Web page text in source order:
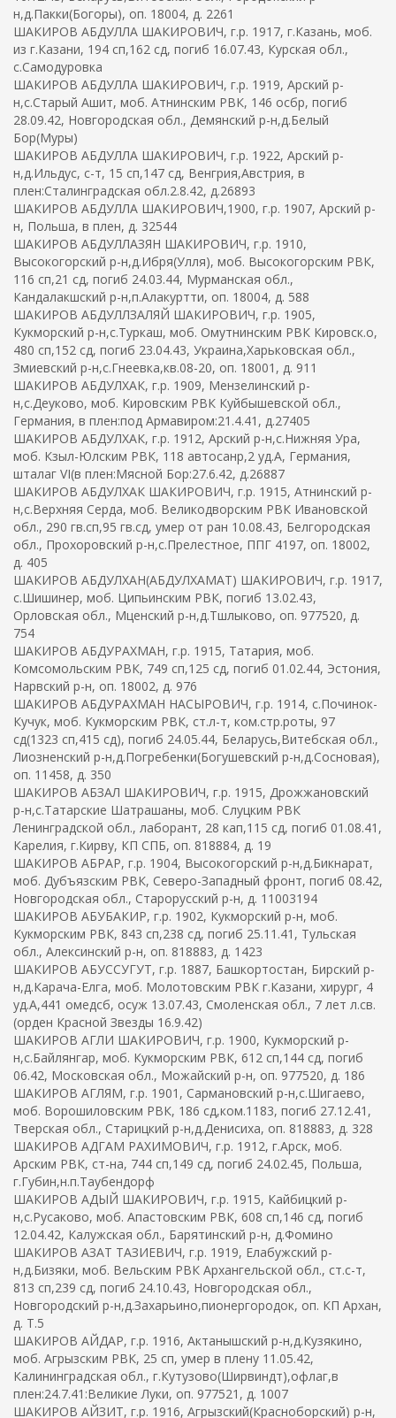
н,д.Пакки(Богоры), оп. 18004, д. 2261
ШАКИРОВ АБДУЛЛА ШАКИРОВИЧ, г.р. 1917, г.Казань, моб.
из г.Казани, 194 сп,162 сд, погиб 16.07.43, Курская обл.,
с.Самодуровка
ШАКИРОВ АБДУЛЛА ШАКИРОВИЧ, г.р. 1919, Арский р-
н,с.Старый Ашит, моб. Атнинским РВК, 146 осбр, погиб
28.09.42, Новгородская обл., Демянский р-н,д.Белый
Бор(Муры)
ШАКИРОВ АБДУЛЛА ШАКИРОВИЧ, г.р. 1922, Арский р-
н,д.Ильдус, с-т, 15 сп,147 сд, Венгрия,Австрия, в
плен:Сталинградская обл.2.8.42, д.26893
ШАКИРОВ АБДУЛЛА ШАКИРОВИЧ,1900, г.р. 1907, Арский р-
н, Польша, в плен, д. 32544
ШАКИРОВ АБДУЛЛАЗЯН ШАКИРОВИЧ, г.р. 1910,
Высокогорский р-н,д.Ибря(Улля), моб. Высокогорским РВК,
116 сп,21 сд, погиб 24.03.44, Мурманская обл.,
Кандалакшский р-н,п.Алакуртти, оп. 18004, д. 588
ШАКИРОВ АБДУЛЛЗАЛЯЙ ШАКИРОВИЧ, г.р. 1905,
Кукморский р-н,с.Туркаш, моб. Омутнинским РВК Кировск.о,
480 сп,152 сд, погиб 23.04.43, Украина,Харьковская обл.,
Змиевский р-н,с.Гнеевка,кв.08-20, оп. 18001, д. 911
ШАКИРОВ АБДУЛХАК, г.р. 1909, Мензелинский р-
н,с.Деуково, моб. Кировским РВК Куйбышевской обл.,
Германия, в плен:под Армавиром:21.4.41, д.27405
ШАКИРОВ АБДУЛХАК, г.р. 1912, Арский р-н,с.Нижняя Ура,
моб. Кзыл-Юлским РВК, 118 автосанр,2 уд.А, Германия,
шталаг VI(в плен:Мясной Бор:27.6.42, д.26887
ШАКИРОВ АБДУЛХАК ШАКИРОВИЧ, г.р. 1915, Атнинский р-
н,с.Верхняя Серда, моб. Великодворским РВК Ивановской
обл., 290 гв.сп,95 гв.сд, умер от ран 10.08.43, Белгородская
обл., Прохоровский р-н,с.Прелестное, ППГ 4197, оп. 18002,
д. 405
ШАКИРОВ АБДУЛХАН(АБДУЛХАМАТ) ШАКИРОВИЧ, г.р. 1917,
с.Шишинер, моб. Ципьинским РВК, погиб 13.02.43,
Орловская обл., Мценский р-н,д.Тшлыково, оп. 977520, д.
754
ШАКИРОВ АБДУРАХМАН, г.р. 1915, Татария, моб.
Комсомольским РВК, 749 сп,125 сд, погиб 01.02.44, Эстония,
Нарвский р-н, оп. 18002, д. 976
ШАКИРОВ АБДУРАХМАН НАСЫРОВИЧ, г.р. 1914, с.Починок-
Кучук, моб. Кукморским РВК, ст.л-т, ком.стр.роты, 97
сд(1323 сп,415 сд), погиб 24.05.44, Беларусь,Витебская обл.,
Лиозненский р-н,д.Погребенки(Богушевский р-н,д.Сосновая),
оп. 11458, д. 350
ШАКИРОВ АБЗАЛ ШАКИРОВИЧ, г.р. 1915, Дрожжановский
р-н,с.Татарские Шатрашаны, моб. Слуцким РВК
Ленинградской обл., лаборант, 28 кап,115 сд, погиб 01.08.41,
Карелия, г.Кирву, КП СПБ, оп. 818884, д. 19
ШАКИРОВ АБРАР, г.р. 1904, Высокогорский р-н,д.Бикнарат,
моб. Дубъязским РВК, Северо-Западный фронт, погиб 08.42,
Новгородская обл., Старорусский р-н, д. 11003194
ШАКИРОВ АБУБАКИР, г.р. 1902, Кукморский р-н, моб.
Кукморским РВК, 843 сп,238 сд, погиб 25.11.41, Тульская
обл., Алексинский р-н, оп. 818883, д. 1423
ШАКИРОВ АБУССУГУТ, г.р. 1887, Башкортостан, Бирский р-
н,д.Карача-Елга, моб. Молотовским РВК г.Казани, хирург, 4
уд.А,441 омедсб, осуж 13.07.43, Смоленская обл., 7 лет л.св.
(орден Красной Звезды 16.9.42)
ШАКИРОВ АГЛИ ШАКИРОВИЧ, г.р. 1900, Кукморский р-
н,с.Байлянгар, моб. Кукморским РВК, 612 сп,144 сд, погиб
06.42, Московская обл., Можайский р-н, оп. 977520, д. 186
ШАКИРОВ АГЛЯМ, г.р. 1901, Сармановский р-н,с.Шигаево,
моб. Ворошиловским РВК, 186 сд,ком.1183, погиб 27.12.41,
Тверская обл., Старицкий р-н,д.Денисиха, оп. 818883, д. 328
ШАКИРОВ АДГАМ РАХИМОВИЧ, г.р. 1912, г.Арск, моб.
Арским РВК, ст-на, 744 сп,149 сд, погиб 24.02.45, Польша,
г.Губин,н.п.Таубендорф
ШАКИРОВ АДЫЙ ШАКИРОВИЧ, г.р. 1915, Кайбицкий р-
н,с.Русаково, моб. Апастовским РВК, 608 сп,146 сд, погиб
12.04.42, Калужская обл., Барятинский р-н, д.Фомино
ШАКИРОВ АЗАТ ТАЗИЕВИЧ, г.р. 1919, Елабужский р-
н,д.Бизяки, моб. Вельским РВК Архангельской обл., ст.с-т,
813 сп,239 сд, погиб 24.10.43, Новгородская обл.,
Новгородский р-н,д.Захарьино,пионергородок, оп. КП Архан,
д. Т.5
ШАКИРОВ АЙДАР, г.р. 1916, Актанышский р-н,д.Кузякино,
моб. Агрызским РВК, 25 сп, умер в плену 11.05.42,
Калининградская обл., г.Кутузово(Ширвиндт),офлаг,в
плен:24.7.41:Великие Луки, оп. 977521, д. 1007
ШАКИРОВ АЙЗИТ, г.р. 1916, Агрызский(Красноборский) р-н,